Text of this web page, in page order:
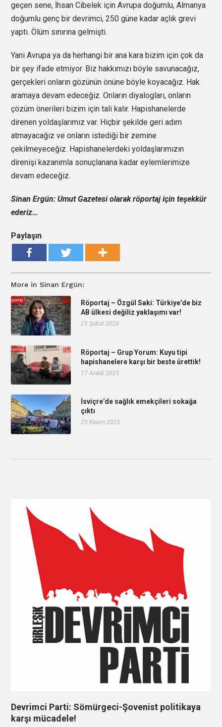
More in Sinan Ergün:
Röportaj – Özgül Saki: Türkiye’de biz
AB ülkesi değiliz yaklaşımı var!
23 Şubat 2026
Röportaj – Grup Yorum: Kuyu tipi
hapishanelere karşı bir beste ürettik!
17 Aralık 2025
İsviçre’de sağlık emekçileri sokağa
çıktı
23 Kasım 2025
geçen sene, İhsan Cibelek için Avrupa doğumlu, Almanya
doğumlu genç bir devrimci, 250 güne kadar açlık grevi
yaptı. Ölüm sınırına gelmişti.
Yani Avrupa ya da herhangi bir ana kara bizim için çok da
bir şey ifade etmiyor. Biz hakkımızı böyle savunacağız,
gerçekleri onların gözünün önüne böyle koyacağız. Hak
aramaya devam edeceğiz. Onların diyalogları, onların
çözüm önerileri bizim için tali kalır. Hapishanelerde
direnen yoldaşlarımız var. Hiçbir şekilde geri adım
atmayacağız ve onların istediği bir zemine
çekilmeyeceğiz. Hapishanelerdeki yoldaşlarımızın
direnişi kazanımla sonuçlanana kadar eylemlerimize
devam edeceğiz.
Sinan Ergün: Umut Gazetesi olarak röportaj için teşekkür
ederiz…
Paylaşın
Devrimci Parti: Sömürgeci-Şovenist politikaya
karşı mücadele!